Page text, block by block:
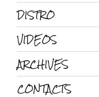
DISTRO
VIDEOS
ARCHIVES
CONTACTS